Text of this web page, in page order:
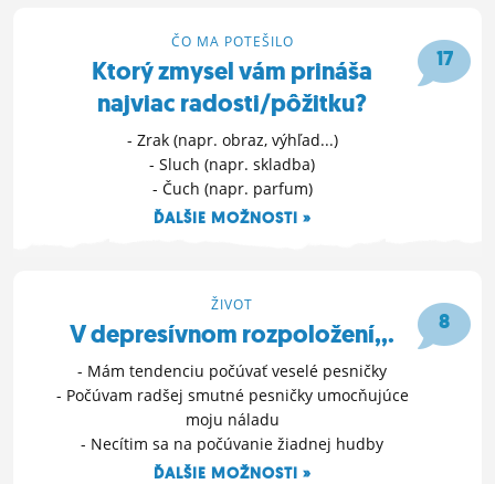
28. 10. 2016 11:37
17
ČO MA POTEŠILO
Ktorý zmysel vám prináša
najviac radosti/pôžitku?
- Zrak (napr. obraz, výhľad...)
- Sluch (napr. skladba)
- Čuch (napr. parfum)
ĎALŠIE MOŽNOSTI »
8
ŽIVOT
V depresívnom rozpoložení,,.
- Mám tendenciu počúvať veselé pesničky
- Počúvam radšej smutné pesničky umocňujúce
moju náladu
- Necítim sa na počúvanie žiadnej hudby
ĎALŠIE MOŽNOSTI »